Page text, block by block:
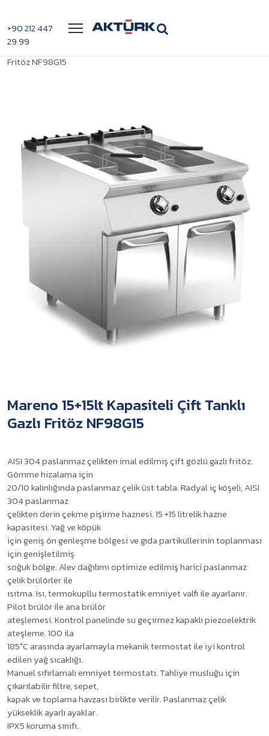
+90 212 447
29 99
Menü
Fritöz NF98G15
Mareno 15+15lt Kapasiteli Çift Tanklı
Gazlı Fritöz NF98G15
AISI 304 paslanmaz çelikten imal edilmiş çift gözlü gazlı fritöz.
Gömme hizalama için
20/10 kalınlığında paslanmaz çelik üst tabla. Radyal iç köşeli, AISI
304 paslanmaz
çelikten derin çekme pişirme haznesi. 15 +15 litrelik hazne
kapasitesi. Yağ ve köpük
için geniş ön genleşme bölgesi ve gıda partiküllerinin toplanması
için genişletilmiş
soğuk bölge. Alev dağılımı optimize edilmiş harici paslanmaz
çelik brülörler ile
ısıtma. Isı, termokupllu termostatik emniyet valfi ile ayarlanır.
Pilot brülör ile ana brülör
ateşlemesi. Kontrol panelinde su geçirmez kapaklı piezoelektrik
ateşleme. 100 ila
185°C arasında ayarlamayla mekanik termostat ile iyi kontrol
edilen yağ sıcaklığı.
Manuel sıfırlamalı emniyet termostatı. Tahliye musluğu için
çıkarılabilir filtre, sepet,
kapak ve toplama havzası birlikte verilir. Paslanmaz çelik
yükseklik ayarlı ayaklar.
IPX5 koruma sınıfı.